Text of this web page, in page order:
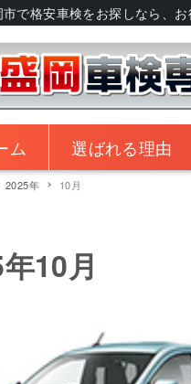
で格安車検をお探しなら、
ム 選ばれる理由
2025年 10月
10月